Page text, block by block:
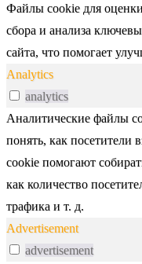
Файлы cookie для
сбора и анализа
сайта, что помогает
Analytics
analytics
Аналитические файлы
понять, как посетители
cookie помогают
как количество
трафика и т. д.
Advertisement
advertisement